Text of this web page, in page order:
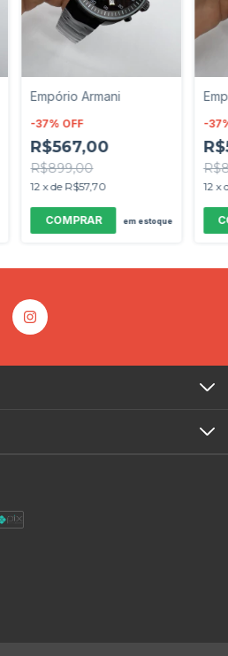
Empório Armani
-37% OFF
R$567,00
R$899,00
12 xde R$57,70
em estoque
-37
12 x